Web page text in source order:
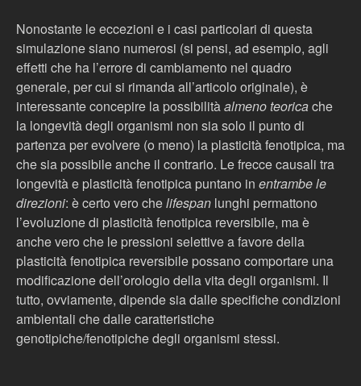
Nonostante le eccezioni e i casi particolari di questa
simulazione siano numerosi (si pensi, ad esempio, agli
effetti che ha l’errore di cambiamento nel quadro
generale, per cui si rimanda all’articolo originale), è
interessante concepire la possibilitàalmeno teoricache
la longevità degli organismi non sia solo il punto di
partenza per evolvere (o meno) la plasticità fenotipica, ma
che sia possibile anche il contrario. Le frecce causali tra
longevità e plasticità fenotipica puntano in entrambe le
direzioni: è certo vero chelifespan lunghi permattono
l’evoluzione di plasticità fenotipica reversibile, ma è
anche vero che le pressioni selettive a favore della
plasticità fenotipica reversibile possano comportare una
modificazione dell’orologio della vita degli organismi. Il
tutto, ovviamente, dipende sia dalle specifiche condizioni
ambientali che dalle caratteristiche
genotipiche/fenotipiche degli organismi stessi.